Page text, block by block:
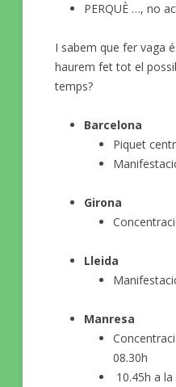
PERQUÈ …, no
I sabem que fer vaga
haurem fet tot el
temps?
Barcelona
Piquet
Girona
Lleida
Manresa
08.30h
10.45h a